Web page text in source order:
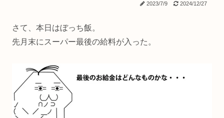
2023/7/9 2024/12/27
さて、本日はぼっち飯。
先月末にスーパー最後の給料が入った。